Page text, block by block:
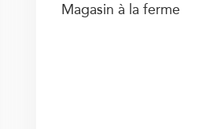
Magasin à la ferme